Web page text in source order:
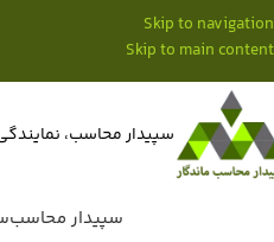
Skip to navigation
Skip to main content
سپیدار محاسب،
سپیدار محاسب